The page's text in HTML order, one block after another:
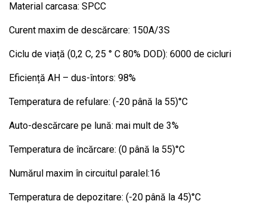
Material carcasa: SPCC
Curent maxim de descărcare: 150A/3S
Ciclu de viață (0,2 C, 25 ° C 80% DOD): 6000 de cicluri
Eficiență AH – dus-întors: 98%
Temperatura de refulare: (-20 până la 55)°C
Auto-descărcare pe lună: mai mult de 3%
Temperatura de încărcare: (0 până la 55)°C
Numărul maxim în circuitul paralel:16
Temperatura de depozitare: (-20 până la 45)°C